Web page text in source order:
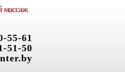
массаж
55-61
51-50